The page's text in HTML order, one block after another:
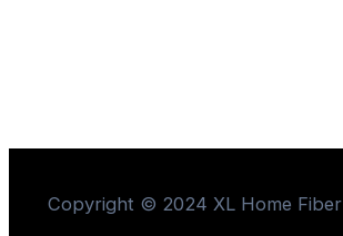
Copyright © 2024 XL Home Fiber